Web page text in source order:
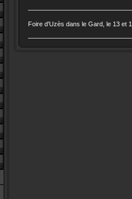
Foire d'Uzès dans le Gard, le 13 et